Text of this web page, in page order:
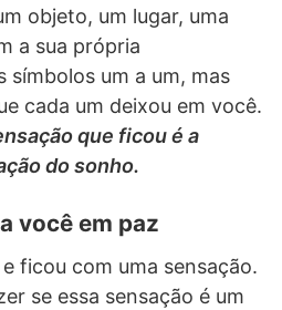
objeto, um lugar, uma
a sua própria
símbolos um a um, mas
cada um deixou em você.
que ficou é a
do sonho.
você em paz
ficou com uma sensação.
se essa sensação é um